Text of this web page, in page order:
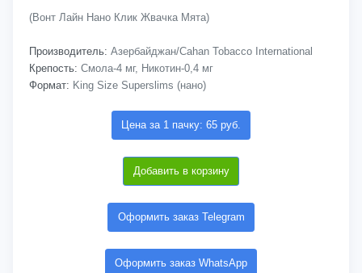
(Вонт Лайн Нано Клик Жвачка Мята)
Производитель: Азербайджан/Cahan Tobacco International
Крепость: Смола-4 мг, Никотин-0,4 мг
Формат: King Size Superslims (нано)
Цена за 1 пачку: 65 руб.
Добавить в корзину
Оформить заказ Telegram
Оформить заказ WhatsApp